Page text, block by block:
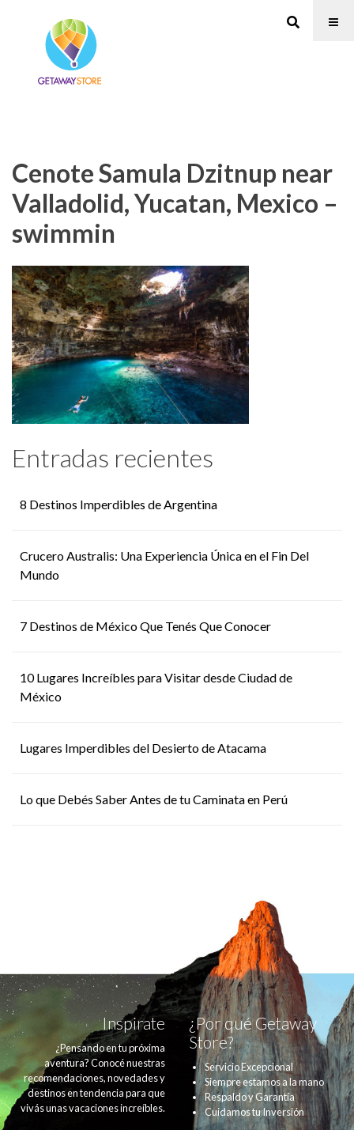
Cenote Samula Dzitnup near
Valladolid, Yucatan, Mexico –
swimmin
Entradas recientes
8 Destinos Imperdibles de Argentina
Crucero Australis: Una Experiencia Única en el Fin Del
Mundo
7 Destinos de México Que Tenés Que Conocer
10 Lugares Increíbles para Visitar desde Ciudad de
México
Lugares Imperdibles del Desierto de Atacama
Lo que Debés Saber Antes de tu Caminata en Perú
Inspirate
¿Pensando en tu próxima
aventura? Conocé nuestras
recomendaciones, novedades y
destinos en tendencia para que
vivás unas vacaciones increíbles.
¿Por qué Getaway
Store?
Servicio Excepcional
Siempre estamos a la mano
Respaldo y Garantía
Cuidamos tu Inversión